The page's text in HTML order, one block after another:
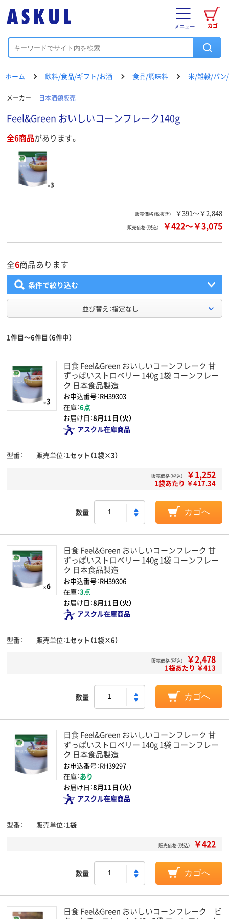
カゴ
メニュー
ホーム 飲料/食品/ギフト/お酒 食品/調味料 米/雑穀/パン
メーカー 日本酒類販売
Feel&Green おいしいコーンフレーク140g
全6商品があります。
販売価格（税抜き） ￥391～￥2,848
販売価格（税込） ￥422～￥3,075
全6商品あります
条件で絞り込む
並び替え：指定なし
1件目～6件目（6件中）
日食 Feel&Green おいしいコーンフレーク 甘
ずっぱいストロベリー 140g 1袋 コーンフレー
ク 日本食品製造
お申込番号：RH39303
在庫：6点
お届け日：8月11日（火）
アスクル在庫商品
型番 販売単位 1セット（1袋×3）
販売価格（税込） ￥1,252
1袋あたり ￥417.34
数量 カゴへ
日食 Feel&Green おいしいコーンフレーク 甘
ずっぱいストロベリー 140g 1袋 コーンフレー
ク 日本食品製造
お申込番号：RH39306
在庫：3点
お届け日：8月11日（火）
アスクル在庫商品
型番 販売単位 1セット（1袋×6）
販売価格（税込） ￥2,478
1袋あたり ￥413
数量 カゴへ
日食 Feel&Green おいしいコーンフレーク 甘
ずっぱいストロベリー 140g 1袋 コーンフレー
ク 日本食品製造
お申込番号：RH39297
在庫：あり
お届け日：8月11日（火）
アスクル在庫商品
型番 販売単位 1袋
販売価格（税込） ￥422
数量 カゴへ
日食 Feel&Green おいしいコーンフレーク ビ